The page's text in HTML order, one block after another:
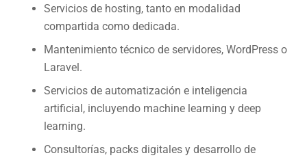
Servicios de hosting, tanto en modalidad
compartida como dedicada.
Mantenimiento técnico de servidores, WordPress o
Laravel.
Servicios de automatización e inteligencia
artificial, incluyendo machine learning y deep
learning.
Consultorías, packs digitales y desarrollo de